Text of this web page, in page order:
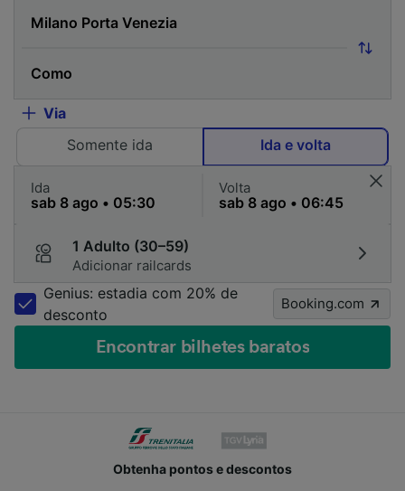
Via
Somente ida
Ida e volta
Ida Volta
1 Adulto (30–59)
Adicionar railcards
Genius: estadia com 20% de
desconto
Booking.com
Encontrar bilhetes baratos
Obtenha pontos e descontos